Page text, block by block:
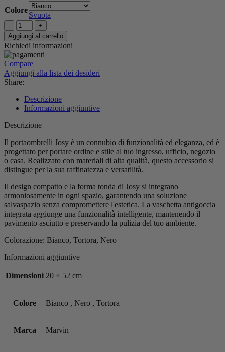
Colore
Svuota
PORTAOMBRELLI
TONDO
IN
METALLO
JOSY
H52
quantità
Aggiungi al carrello
Richiedi informazioni
Compare
Aggiungi alla lista dei desideri
Share:
Descrizione
Informazioni aggiuntive
Descrizione
Il portaombrelli Josy è un connubio di funzionalità ed eleganza, ed è
progettato per portare ordine e stile al tuo ingresso, ufficio, negozio
o casa. Realizzato con materiali di alta qualità, questo accessorio si
distingue per la sua raffinatezza e versatilità.
Il design compatto e la forma tonda di Josy si integrano
armoniosamente in ogni spazio, garantendo una soluzione
salvaspazio senza compromettere l'estetica. La vaschetta antigoccia
integrata aggiunge una funzionalità intelligente, mantenendo il
pavimento asciutto e preservando la pulizia del tuo ambiente.
Colorazione: Bianco, Tortora, Nero
Informazioni aggiuntive
Dimensioni 20 × 52 cm
Colore Bianco , Nero , Tortora
Marca Marvin